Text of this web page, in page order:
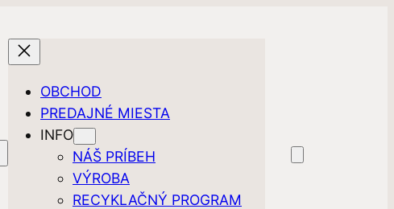
OBCHOD
PREDAJNÉ MIESTA
INFO
NÁŠ PRÍBEH
VÝROBA
RECYKLAČNÝ PROGRAM